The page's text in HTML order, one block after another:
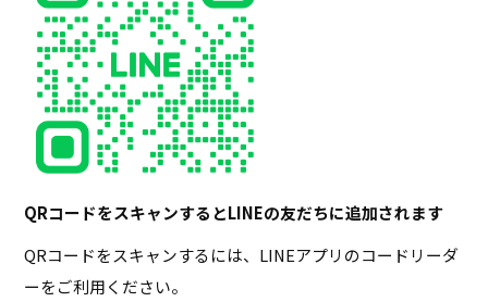
QRコードをスキャンするとLINEの友だちに追加されます
QRコードをスキャンするには、LINEアプリのコードリーダ
ーをご利用ください。